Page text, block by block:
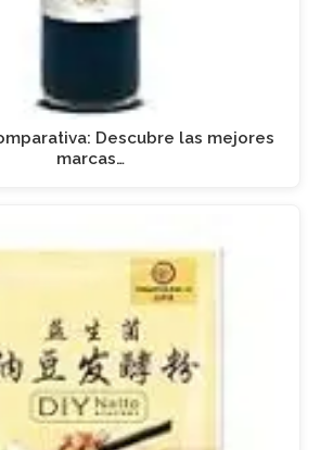
Descubre las mejores
marcas…